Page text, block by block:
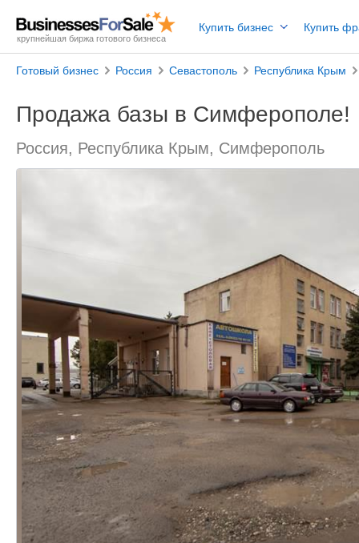
крупнейшая биржа готового бизнеса
Купить бизнес Купить
Готовый бизнес Россия Севастополь Республика Крым
Продажа базы в Симферополе!
Россия, Республика Крым, Симферополь